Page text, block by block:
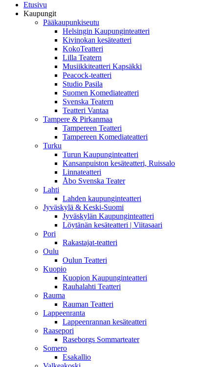
Etusivu
Kaupungit
Pääkaupunkiseutu
Helsingin Kaupunginteatteri
Kivinokan kesäteatteri
KokoTeatteri
Lilla Teatern
Musiikkiteatteri Kapsäkki
Peacock-teatteri
Studio Pasila
Suomen Komediateatteri
Svenska Teatern
Teatteri Vantaa
Tampere & Pirkanmaa
Tampereen Teatteri
Tampereen Komediateatteri
Turku
Turun Kaupunginteatteri
Kansanpuiston kesäteatteri, Ruissalo
Linnateatteri
Åbo Svenska Teater
Lahti
Lahden kaupunginteatteri
Jyväskylä & Keski-Suomi
Jyväskylän Kaupunginteatteri
Löytänän kesäteatteri | Viitasaari
Pori
Rakastajat-teatteri
Oulu
Oulun Teatteri
Kuopio
Kuopion Kaupunginteatteri
Rauhalahti Teatteri
Rauma
Rauman Teatteri
Lappeenranta
Lappeenrannan kesäteatteri
Raasepori
Raseborgs Sommarteater
Somero
Esakallio